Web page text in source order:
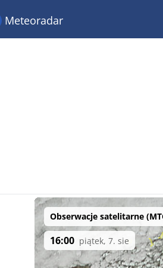
Meteoradar
Obserwacje satelitarne
16:00 piątek, 7. sie